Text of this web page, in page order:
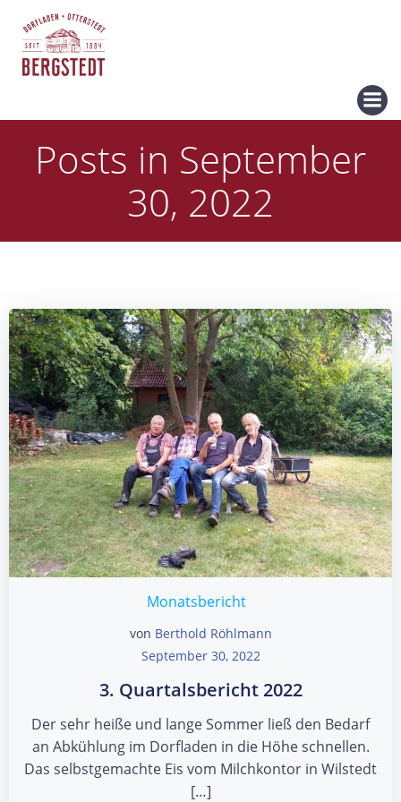
Posts in September
30, 2022
Monatsbericht
von Berthold Röhlmann
September 30, 2022
3. Quartalsbericht 2022
Der sehr heiße und lange Sommer ließ den Bedarf
an Abkühlung im Dorfladen in die Höhe schnellen.
Das selbstgemachte Eis vom Milchkontor in Wilstedt
[…]